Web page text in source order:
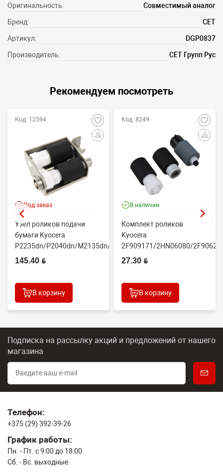
Оригинальность: Совместимый аналог
Бренд: CET
Артикул: DGP0837
Производитель: СЕТ Групп Рус
Рекомендуем посмотреть
Код: 12594
Под заказ
Узел роликов подачи
бумаги Kyocera
P2235dn/P2040dn/M2135dn/M2635dn/M2735dw/M2040dn
(O...
145.40 BYN
В корзину
Код: 8249
В наличии
Комплект роликов
Kyocera
2F909171/2HN06080/
(CET7806)
27.30 BYN
В корзину
Подписка на рассылку акций и предложений от нашего
магазина
Телефон:
+375 (29) 392-39-26
График работы:
Пн. - Пт. с 9:00 до 18:00
Сб. - Вс. выходные